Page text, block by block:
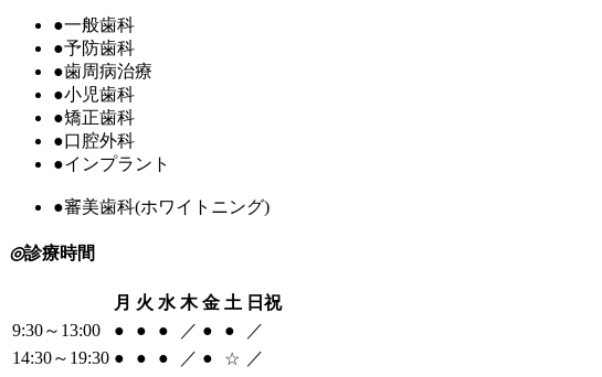
●一般歯科
●予防歯科
●歯周病治療
●小児歯科
●矯正歯科
●口腔外科
●インプラント
●審美歯科(ホワイトニング)
◎診療時間
月 火 水 木 金 土 日祝
9:30～13:00
● ● ● ／ ● ●
／
14:30～19:30 ● ● ● ／ ● ☆ ／